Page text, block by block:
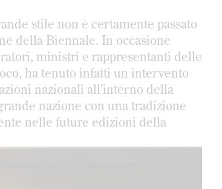
stile non è certamente passato
della Biennale. In occasione
ministri e rappresentanti delle
ha tenuto infatti un intervento
nazionali all’interno della
nazione con una tradizione
nelle future edizioni della